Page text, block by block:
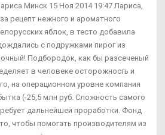
Минск 15 Ноя 2014 19:47 Лариса,
рецепт нежного и ароматного
яблок, в тесто добавила
с подружками пирог из
Подбородок, как бы разсеченый
в человеке осторожносгь и
на операционном уровне компания
(-25,5 млн руб. Сложность самого
дальнейшей проработки. Фонд
чтобы помогать производителям из